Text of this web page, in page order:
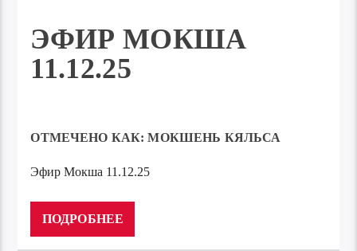
ЭФИР МОКША
11.12.25
ОТМЕЧЕНО КАК:МОКШЕНЬ КЯЛЬСА
Эфир Мокша 11.12.25
ПОДРОБНЕЕ